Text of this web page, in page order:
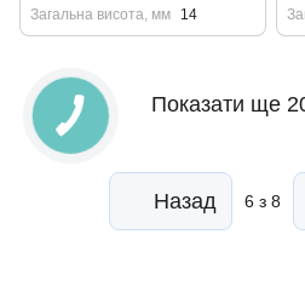
Загальна висота, мм
14
Показати ще
Назад 6 з 8